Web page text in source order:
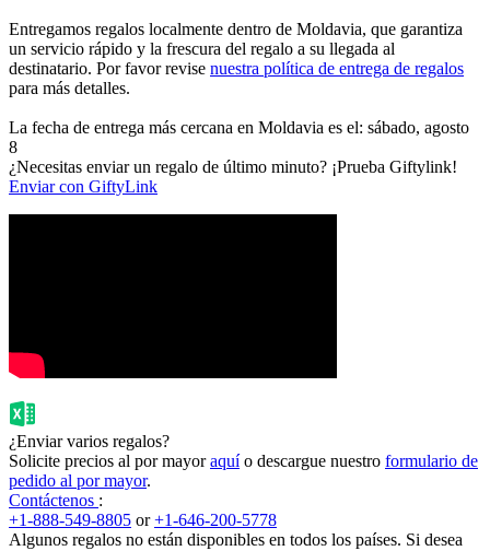
Entregamos regalos localmente dentro de Moldavia, que garantiza
un servicio rápido y la frescura del regalo a su llegada al
destinatario. Por favor revise nuestra política de entrega de regalos
para más detalles.
La fecha de entrega más cercana en Moldavia es el: sábado, agosto
8
¿Necesitas enviar un regalo de último minuto? ¡Prueba Giftylink!
Enviar con GiftyLink
¿Enviar varios regalos?
Solicite precios al por mayoraquío descargue nuestro formulario de
pedido al por mayor.
Contáctenos :
+1-888-549-8805 or+1-646-200-5778
Algunos regalos no están disponibles en todos los países. Si desea